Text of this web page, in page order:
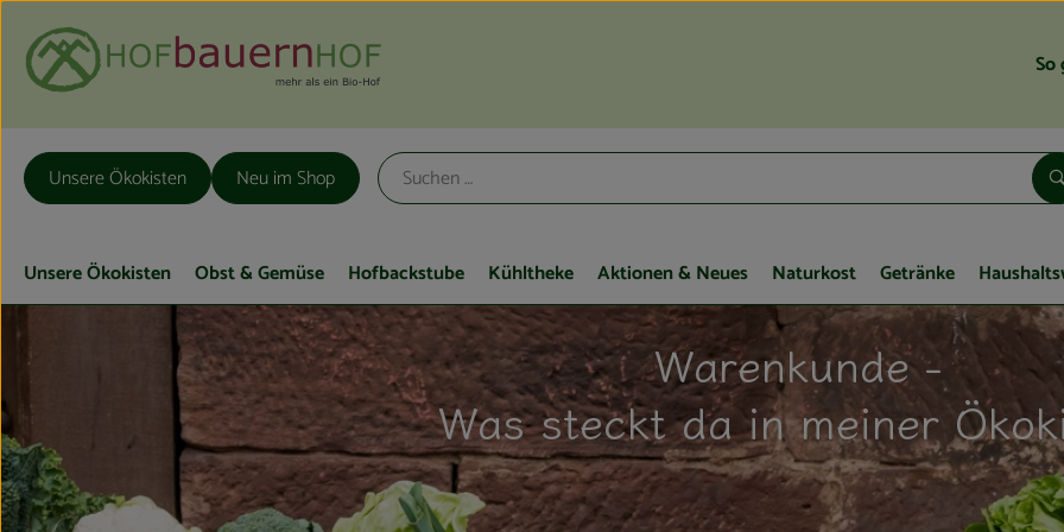
So
Unsere Ökokisten Neu im Shop
Unsere Ökokisten Obst & Gemüse Hofbackstube Kühltheke Aktionen & Neues Naturkost Getränke
Warenkunde -
Was steckt da in meiner